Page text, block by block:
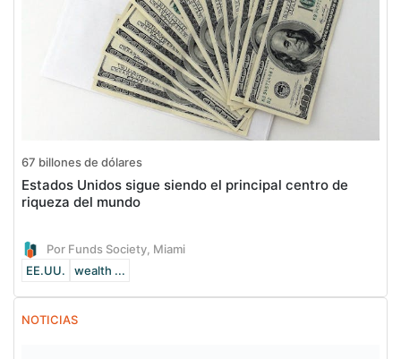
67 billones de dólares
Estados Unidos sigue siendo el principal centro de
riqueza del mundo
Por Funds Society, Miami
EE.UU.
wealth ...
NOTICIAS